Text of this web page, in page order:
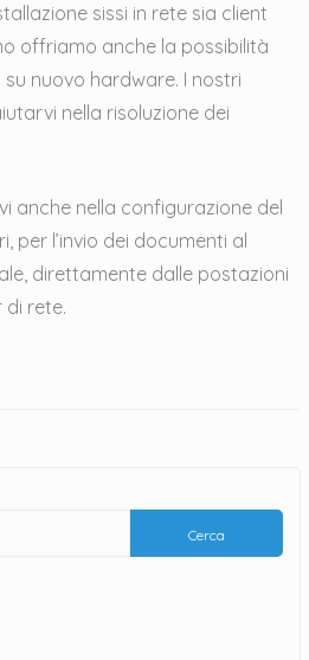
sissi in rete sia client
offriamo anche la possibilità
nuovo hardware. I nostri
nella risoluzione dei
anche nella configurazione del
per l’invio dei documenti al
direttamente dalle postazioni
di rete.
per: